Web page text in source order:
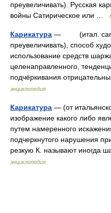
преувеличивать). Русская
войны Сатирическое или …
Карикатура — (итал.
преувеличивать), способ
использование средств
целенаправленного,
подчёркивания
энциклопедия
Карикатура — (от
изображение какого либо
путем намеренного
подчеркнутого нарушения
резкую К. называют иногда
энциклопедия